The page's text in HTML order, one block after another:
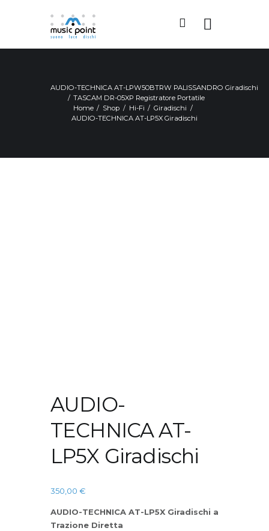
AUDIO-TECHNICA AT-LPW50BTRW PALISSANDRO Giradischi
TASCAM DR-05XP Registratore Portatile
Home
Shop Hi-Fi
Giradischi
AUDIO-TECHNICA AT-LP5X Giradischi
AUDIO-
TECHNICA AT-
LP5X Giradischi
350,00 €
AUDIO-TECHNICA AT-LP5X Giradischi a
Trazione Diretta